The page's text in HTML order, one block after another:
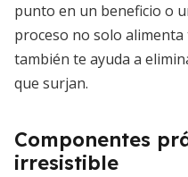
punto en un beneficio o
proceso no solo
también te ayuda a
que surjan.
Componentes
irresistible